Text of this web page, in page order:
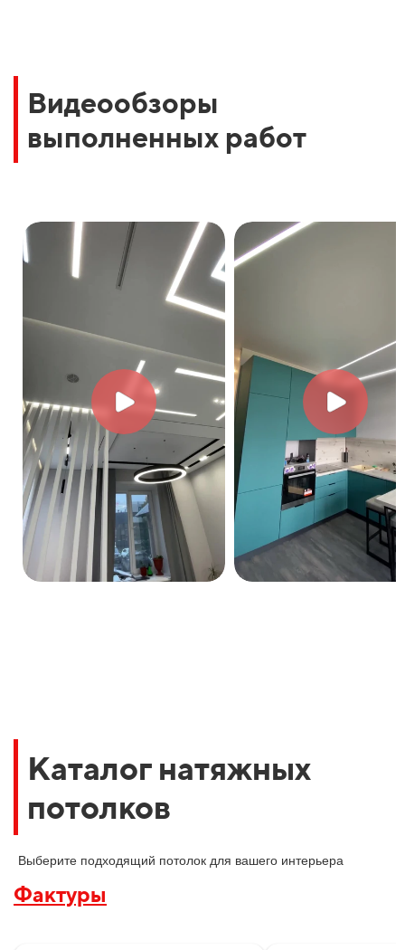
Видеообзоры
выполненных работ
Каталог натяжных
потолков
Выберите подходящий потолок для вашего интерьера
Фактуры